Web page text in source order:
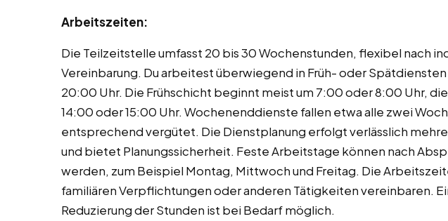
Arbeitszeiten:
Die Teilzeitstelle umfasst 20 bis 30 Wochenstunden, flexibel nach
Vereinbarung. Du arbeitest überwiegend in Früh- oder
20:00 Uhr. Die Frühschicht beginnt meist um 7:00 oder 8:00 Uhr,
14:00 oder 15:00 Uhr. Wochenenddienste fallen etwa alle zwei
entsprechend vergütet. Die Dienstplanung erfolgt verlässlich
und bietet Planungssicherheit. Feste Arbeitstage können nach
werden, zum Beispiel Montag, Mittwoch und Freitag. Die
familiären Verpflichtungen oder anderen Tätigkeiten vereinbaren.
Reduzierung der Stunden ist bei Bedarf möglich.